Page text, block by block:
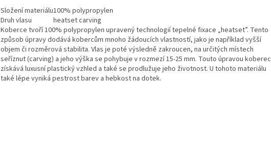
Složení materiálu100% polypropylen
Druh vlasu
heatset carving
Koberce tvoří 100% polypropylen upravený technologií tepelné fixace „heatset”. Tento
způsob úpravy dodává kobercům mnoho žádoucích vlastností, jako je například vyšší
objem či rozměrová stabilita. Vlas je poté výsledně zakroucen, na určitých místech
seříznut (carving) a jeho výška se pohybuje v rozmezí 15-25 mm. Touto úpravou koberec
získává luxusní plastický vzhled a také se prodlužuje jeho životnost. U tohoto materiálu
také lépe vyniká pestrost barev a hebkost na dotek.